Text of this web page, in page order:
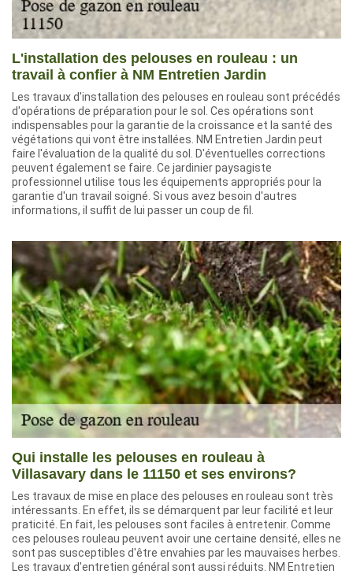
L'installation des pelouses en rouleau : un
travail à confier à NM Entretien Jardin
Les travaux d'installation des pelouses en rouleau sont précédés
d'opérations de préparation pour le sol. Ces opérations sont
indispensables pour la garantie de la croissance et la santé des
végétations qui vont être installées. NM Entretien Jardin peut
faire l'évaluation de la qualité du sol. D'éventuelles corrections
peuvent également se faire. Ce jardinier paysagiste
professionnel utilise tous les équipements appropriés pour la
garantie d'un travail soigné. Si vous avez besoin d'autres
informations, il suffit de lui passer un coup de fil.
Qui installe les pelouses en rouleau à
Villasavary dans le 11150 et ses environs?
Les travaux de mise en place des pelouses en rouleau sont très
intéressants. En effet, ils se démarquent par leur facilité et leur
praticité. En fait, les pelouses sont faciles à entretenir. Comme
ces pelouses rouleau peuvent avoir une certaine densité, elles ne
sont pas susceptibles d'être envahies par les mauvaises herbes.
Les travaux d'entretien général sont aussi réduits. NM Entretien